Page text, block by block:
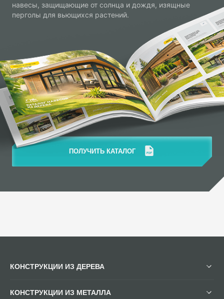
навесы, защищающие от солнца и дождя, изящные
перголы для вьющихся растений.
ПОЛУЧИТЬ КАТАЛОГ
КОНСТРУКЦИИ ИЗ ДЕРЕВА
КОНСТРУКЦИИ ИЗ МЕТАЛЛА